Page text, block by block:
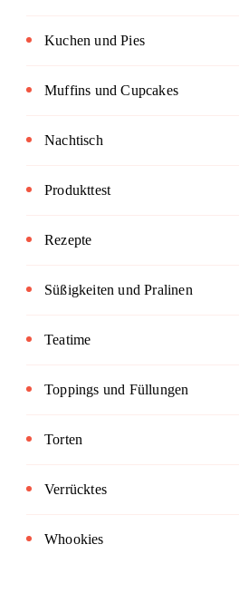
Kuchen und Pies
Muffins und Cupcakes
Nachtisch
Produkttest
Rezepte
Süßigkeiten und Pralinen
Teatime
Toppings und Füllungen
Torten
Verrücktes
Whookies